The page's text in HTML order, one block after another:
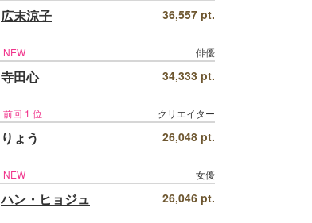
広末涼子 36,557 pt.
NEW 俳優
寺田心 34,333 pt.
前回 1 位 クリエイター
りょう 26,048 pt.
NEW 女優
ハン・ヒョジュ 26,046 pt.